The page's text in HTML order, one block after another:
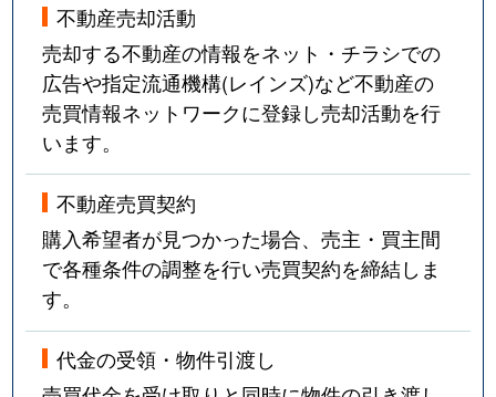
不動産売却活動
売却する不動産の情報をネット・チラシでの
広告や指定流通機構(レインズ)など不動産の
売買情報ネットワークに登録し売却活動を行
います。
不動産売買契約
購入希望者が見つかった場合、売主・買主間
で各種条件の調整を行い売買契約を締結しま
す。
代金の受領・物件引渡し